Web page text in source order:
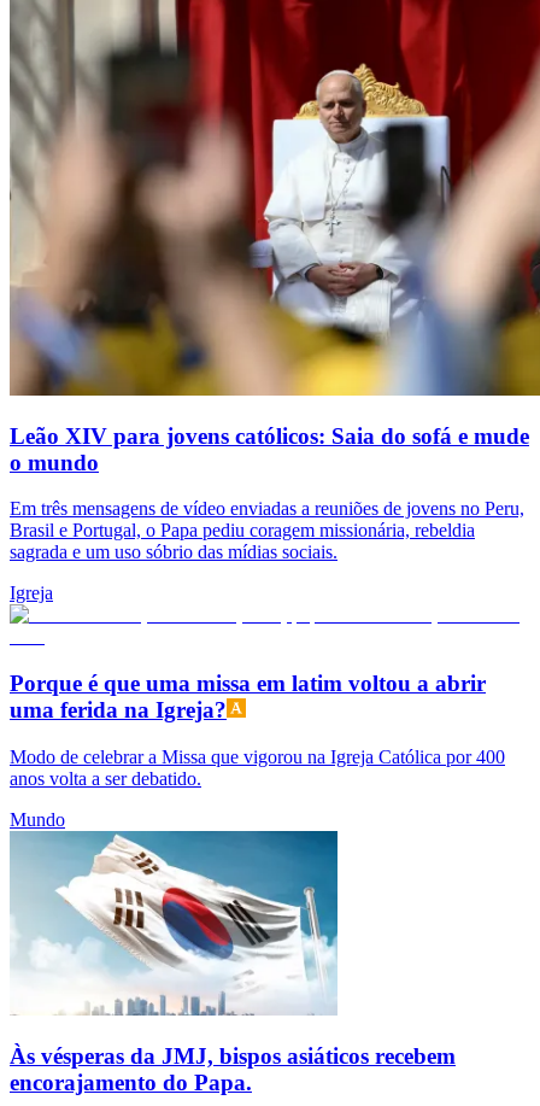
Leão XIV para jovens católicos: Saia do sofá e mude
o mundo
Em três mensagens de vídeo enviadas a reuniões de jovens no Peru,
Brasil e Portugal, o Papa pediu coragem missionária, rebeldia
sagrada e um uso sóbrio das mídias sociais.
Igreja
Porque é que uma missa em latim voltou a abrir
uma ferida na Igreja?
Modo de celebrar a Missa que vigorou na Igreja Católica por 400
anos volta a ser debatido.
Mundo
Às vésperas da JMJ, bispos asiáticos recebem
encorajamento do Papa.